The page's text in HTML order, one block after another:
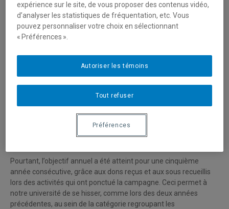
La campagne Centraide UQAM 2020 s’est terminée le jeudi 12
novembre. Ce fut une campagne particulière dans le contexte de
Pourtant, l’objectif annuel a été atteint pour une cinquième
année consécutive, grâce aux dons reçus et aux sous recueillis
lors des activités qui ont ponctué la campagne. Ceci permet à
notre université de se hisser, comme lors des deux années
précédentes, au sein de la catégorie regroupant les
expérience sur le site, de vous proposer des contenus vidéo,
d’analyser les statistiques de fréquentation, etc. Vous
pouvez personnaliser votre choix en sélectionnant
« Préférences ».
Tout refuser
Autoriser les témoins
Préférences